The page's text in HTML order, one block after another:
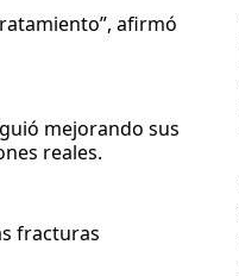
afirmó
mejorando sus
reales.
fracturas